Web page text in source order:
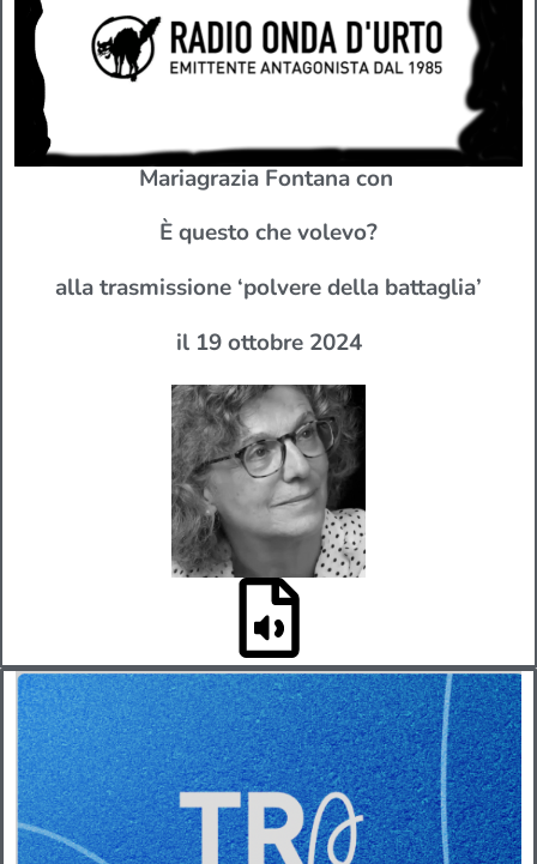
Mariagrazia Fontana con
È questo che volevo?
alla trasmissione ‘polvere della battaglia’
il 19 ottobre 2024